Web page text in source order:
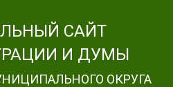
САЙТ
И ДУМЫ
ОКРУГА